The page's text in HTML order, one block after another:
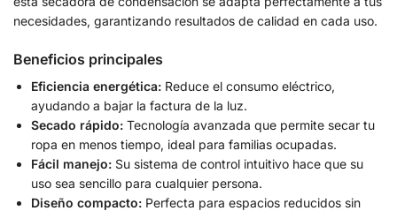
necesidades, garantizando resultados de calidad en cada uso.
Beneficios principales
Eficiencia energética: Reduce el consumo eléctrico,
ayudando a bajar la factura de la luz.
Secado rápido: Tecnología avanzada que permite secar tu
ropa en menos tiempo, ideal para familias ocupadas.
Fácil manejo: Su sistema de control intuitivo hace que su
uso sea sencillo para cualquier persona.
Diseño compacto: Perfecta para espacios reducidos sin